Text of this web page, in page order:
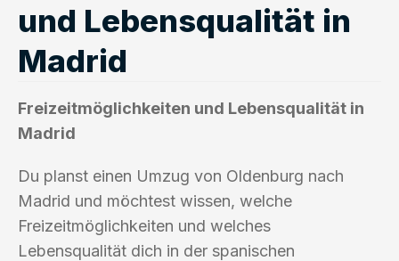
und Lebensqualität in
Madrid
Freizeitmöglichkeiten und Lebensqualität in
Madrid
Du planst einen Umzug von Oldenburg nach
Madrid und möchtest wissen, welche
Freizeitmöglichkeiten und welches
Lebensqualität dich in der spanischen